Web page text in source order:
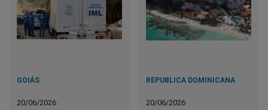
GOIÁS
20/06/2026
REPUBLICA DOMINICANA
20/06/2026